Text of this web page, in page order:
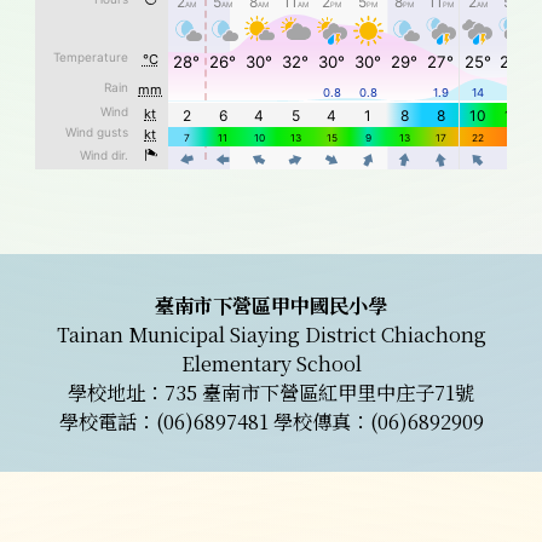
頁尾區域內容臺南市下營區甲中國民小學
Tainan Municipal Siaying District Chiachong
Elementary School
學校地址：735 臺南市下營區紅甲里中庄子71號
學校電話：(06)6897481 學校傳真：(06)6892909